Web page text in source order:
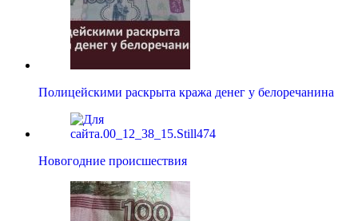
Полицейскими раскрыта кража денег у белоречанина
Новогодние происшествия